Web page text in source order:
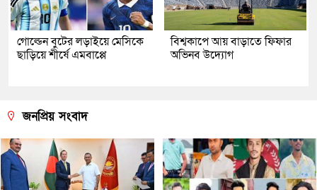
গোল্ডেন বুটের লড়াইয়ে মেসিকে
ছাড়িয়ে শীর্ষে এমবাপ্পে
বিশ্বকাপে আয় বাড়াতে ফিফার
অভিনব উদ্যোগ
জনপ্রিয় সংবাদ